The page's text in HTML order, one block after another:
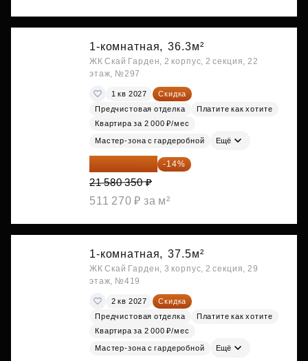
1-комнатная, 36.3м²
ЖК Скай Гарден, 2 корпус, 2 секция, 22
этаж, №297
1 кв 2027
Скидка
Предчистовая отделка
Платите как хотите
Квартира за 2 000 ₽/мес
Мастер-зона с гардеробной Ещё
18 559 101 ₽ -14%
21 580 350 ₽
511 270 ₽ за м²
1-комнатная, 37.5м²
ЖК Скай Гарден, 3 корпус, 2 секция, 29
этаж, №419
2 кв 2027
Скидка
Предчистовая отделка
Платите как хотите
Квартира за 2 000 ₽/мес
Мастер-зона с гардеробной Ещё